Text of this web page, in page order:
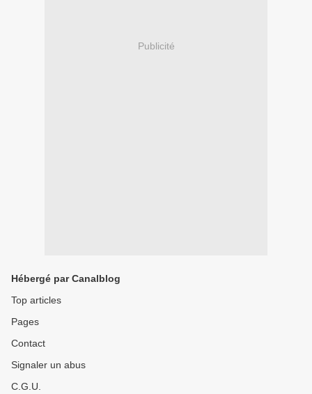
Publicité
Hébergé par Canalblog
Top articles
Pages
Contact
Signaler un abus
C.G.U.